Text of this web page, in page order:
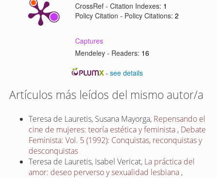
CrossRef - Citation Indexes: 1
Policy Citation - Policy Citations:2
Captures
Mendeley - Readers: 16
-see details
Artículos más leídos del mismo autor/a
Teresa de Lauretis, Susana Mayorga, Repensando el
cine de mujeres: teoría estética y feminista , Debate
Feminista: Vol. 5 (1992): Conquistas, reconquistas y
desconquistas
Teresa de Lauretis, Isabel Vericat, La práctica del
amor: deseo perverso y sexualidad lesbiana ,